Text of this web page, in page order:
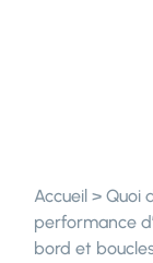
Accueil >Quoi
performance
bord et